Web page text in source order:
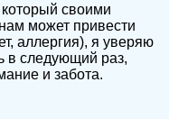
своими
может привести
аллергия), я уверяю
в следующий раз,
и забота.